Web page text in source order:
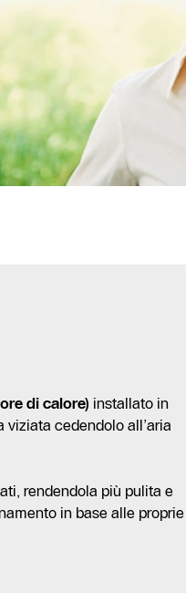
di calore) installato in
cedendolo all’aria
rendendola più pulita e
in base alle proprie